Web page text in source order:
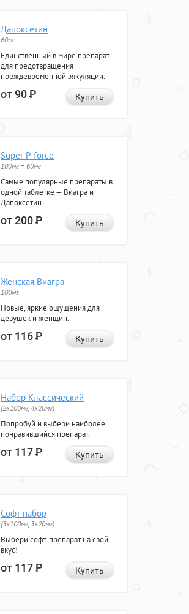
Дапоксетин
60мг
Единственный в мире препарат
для предотвращения
преждевременной эякуляции.
от 90Р Купить
Super P-force
100мг + 60мг
Самые популярные препараты в
одной таблетке — Виагра и
Дапоксетин.
от 200Р Купить
Женская Виагра
100мг
Новые, яркие ощущения для
девушек и женщин.
от 116Р Купить
Набор Классический
(2x100мг, 4x20мг)
Попробуй и выбери наиболее
понравившийся препарат.
от 117Р Купить
Софт набор
(3x100мг, 3x20мг)
Выбери софт-препарат на свой
вкус!
от 117Р Купить